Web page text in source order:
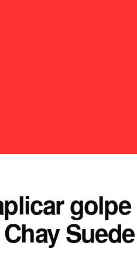
golpe
Suede